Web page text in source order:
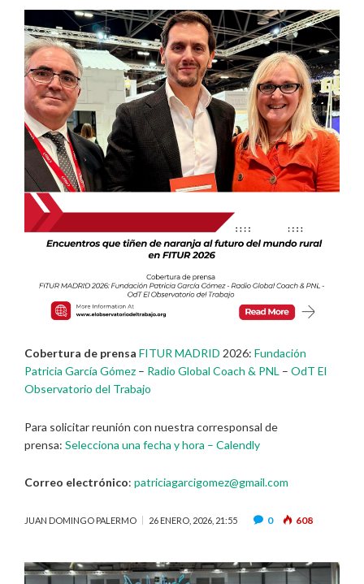
Cobertura de prensa FITUR MADRID 2026: Fundación
Patricia García Gómez – Radio Global Coach & PNL – OdT El
Observatorio del Trabajo
Para solicitar reunión con nuestra corresponsal de
prensa: Selecciona una fecha y hora – Calendly
Correo electrónico: patriciagarcigomez@gmail.com
JUAN DOMINGO PALERMO 26 ENERO, 2026, 21:55 0 608